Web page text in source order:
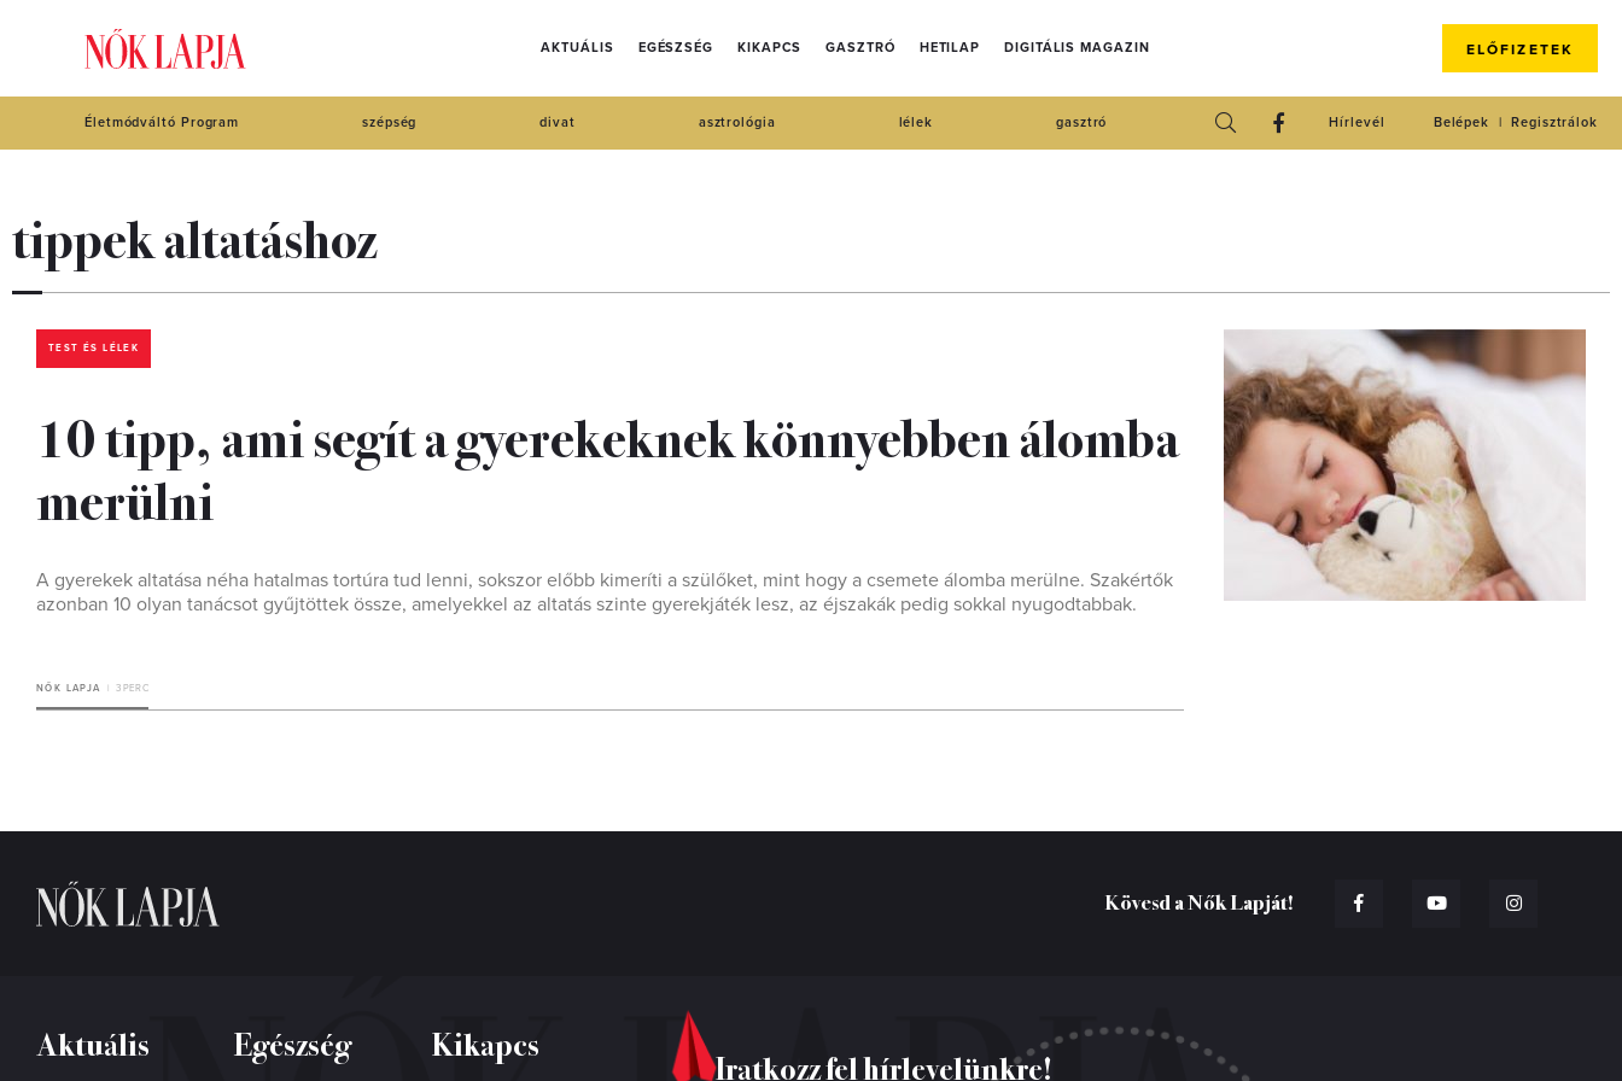
AKTUÁLIS EGÉSZSÉG KIKAPCS GASZTRÓ HETILAP DIGITÁLIS MAGAZIN ELŐFIZETEK
Életmódváltó Program szépség divat asztrológia lélek gasztró Regisztrálok
Belépek
Hírlevél
tippek altatáshoz
TEST ÉS LÉLEK
10 tipp, ami segít a gyerekeknek könnyebben álomba
merülni
A gyerekek altatása néha hatalmas tortúra tud lenni, sokszor előbb kimeríti a szülőket, mint hogy a csemete álomba merülne. Szakértők
azonban 10 olyan tanácsot gyűjtöttek össze, amelyekkel az altatás szinte gyerekjáték lesz, az éjszakák pedig sokkal nyugodtabbak.
NŐK LAPJA 3 PERC
Kövesd a Nők Lapját!
Aktuális Egészség Kikapcs
Iratkozz fel hírlevelünkre!